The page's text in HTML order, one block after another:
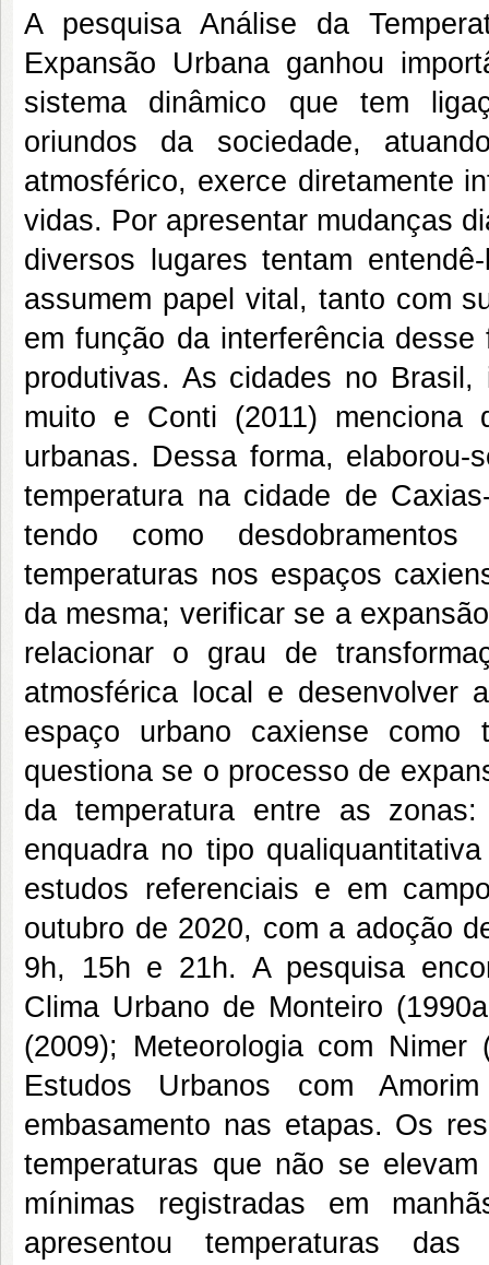
A pesquisa Análise da
Expansão Urbana ganhou
sistema dinâmico que tem
oriundos da sociedade,
atmosférico, exerce diretamente
vidas. Por apresentar mudanças
diversos lugares tentam
assumem papel vital, tanto com
em função da interferência
produtivas. As cidades no
muito e Conti (2011) menciona
urbanas. Dessa forma,
temperatura na cidade de
tendo como
temperaturas nos espaços
da mesma; verificar se a
relacionar o grau de
atmosférica local e desenvolver
espaço urbano caxiense como
questiona se o processo de
da temperatura entre as
enquadra no tipo
estudos referenciais e em
outubro de 2020, com a adoção
9h, 15h e 21h. A pesquisa
Clima Urbano de Monteiro
(2009); Meteorologia com
Estudos Urbanos com
embasamento nas etapas. Os
temperaturas que não se
mínimas registradas em
apresentou temperaturas